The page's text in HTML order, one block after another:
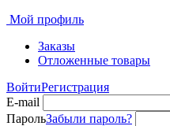
Мой профиль
Заказы
Отложенные товары
ВойтиРегистрация
E-mail
ПарольЗабыли пароль?